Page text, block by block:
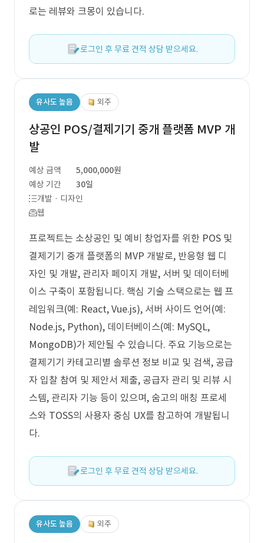
로는 레뷰와 크몽이 있습니다.
로그인 후 무료 견적 상담 받으세요.
유사도 높음 외주
상공인 POS/결제기기 중개 플랫폼 MVP 개
발
예상 금액
5,000,000원
예상 기간
30일
개발 · 디자인
웹
프로젝트는 소상공인 및 예비 창업자를 위한 POS 및
결제기기 중개 플랫폼의 MVP 개발로, 반응형 웹 디
자인 및 개발, 관리자 페이지 개발, 서버 및 데이터베
이스 구축이 포함됩니다. 핵심 기술 스택으로는 웹 프
레임워크(예: React, Vue.js), 서버 사이드 언어(예:
Node.js, Python), 데이터베이스(예: MySQL,
MongoDB)가 제안될 수 있습니다. 주요 기능으로는
결제기기 카테고리별 솔루션 정보 비교 및 검색, 공급
자 입찰 참여 및 제안서 제출, 공급자 관리 및 리뷰 시
스템, 관리자 기능 등이 있으며, 숨고의 매칭 프로세
스와 TOSS의 사용자 중심 UX를 참고하여 개발됩니
다.
로그인 후 무료 견적 상담 받으세요.
유사도 높음 외주